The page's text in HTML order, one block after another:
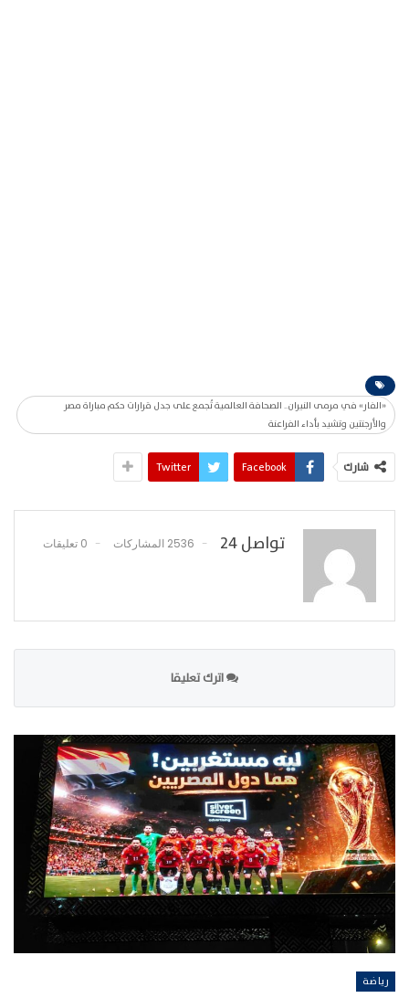
«الفار» في مرمى النيران.. الصحافة العالمية تُجمع على جدل قرارات حكم مباراة مصر
والأرجنتين وتشيد بأداء الفراعنة
شارك Facebook
Twitter
تواصل 24 2536 المشاركات 0 تعليقات
اترك تعليقا
رياضة